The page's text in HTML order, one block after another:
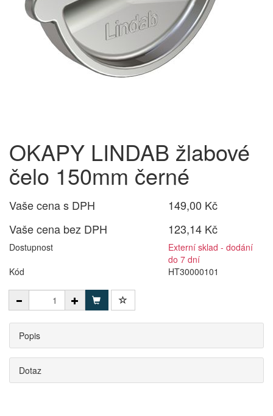
OKAPY LINDAB žlabové
čelo 150mm černé
Vaše cena s DPH
149,00 Kč
Vaše cena bez DPH
123,14 Kč
Dostupnost
Externí sklad - dodání
do 7 dní
Kód
HT30000101
Popis
Dotaz